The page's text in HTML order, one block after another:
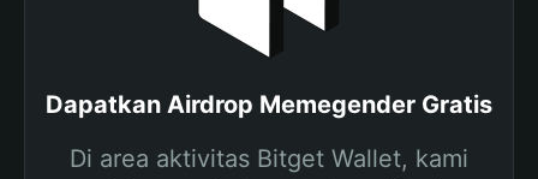
Dapatkan Airdrop Memegender Gratis
Di area aktivitas Bitget Wallet, kami